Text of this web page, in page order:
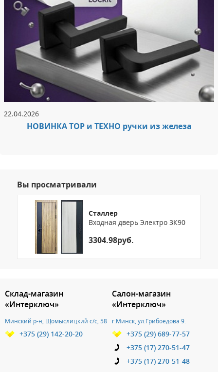
22.04.2026
НОВИНКА ТОР и ТЕХНО ручки из железа
Вы просматривали
Сталлер
Входная дверь Электро 3К90
3304.98руб.
Склад-магазин
«Интерключ»
Минский р-н, Щомыслицкий с/с, 58
+375 (29) 142-20-20
Салон-магазин
«Интерключ»
г.Минск, ул.Грибоедова 9.
+375 (29) 689-77-57
+375 (17) 270-51-47
+375 (17) 270-51-48